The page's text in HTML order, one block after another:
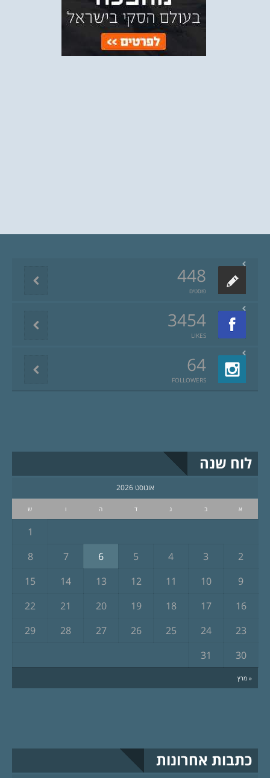
448
פוסטים
3454
LIKES
64
FOLLOWERS
לוח שנה
אוגוסט 2026
א ב ג ד ה ו ש
« מרץ
1
2
3
4
5
6
7
8
9
10
11
12
13
14
15
16
17
18
19
20
21
22
23
24
25
26
27
28
29
30
31
כתבות אחרונות